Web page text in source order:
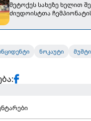
მეტოქეს სახეზე ხელით
ძიუდოისტთა
ნოკაუტი